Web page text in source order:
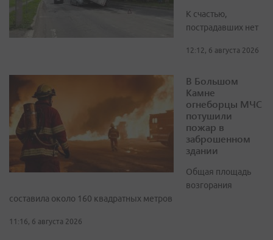
К счастью,
пострадавших нет
12:12, 6 августа 2026
В Большом
Камне
огнеборцы МЧС
потушили
пожар в
заброшенном
здании
Общая площадь
возгорания
составила около 160 квадратных метров
11:16, 6 августа 2026